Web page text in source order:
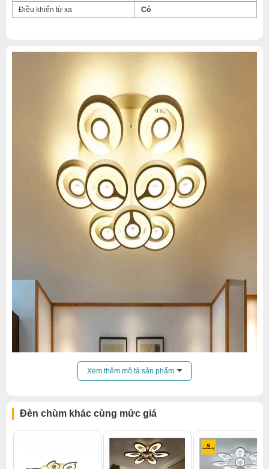
Điều khiển từ xa
Có
Xem thêm mô tả sản phẩm
Đèn chùm khác cùng mức giá